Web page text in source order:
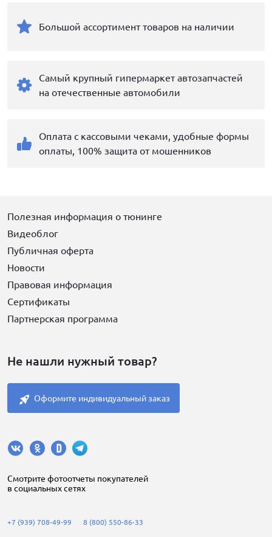
Большой ассортимент товаров на наличии
Самый крупный гипермаркет автозапчастей
на отечественные автомобили
Оплата с кассовыми чеками, удобные формы
оплаты, 100% защита от мошенников
Полезная информация о тюнинге
Видеоблог
Публичная оферта
Новости
Правовая информация
Сертификаты
Партнерская программа
Не нашли нужный товар?
Оформите индивидуальный заказ
Cмотрите фотоотчеты покупателей
в социальных сетях
+7 (939) 708-49-99 8 (800) 550-86-33